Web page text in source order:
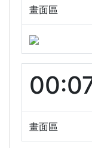
畫面區
畫面區